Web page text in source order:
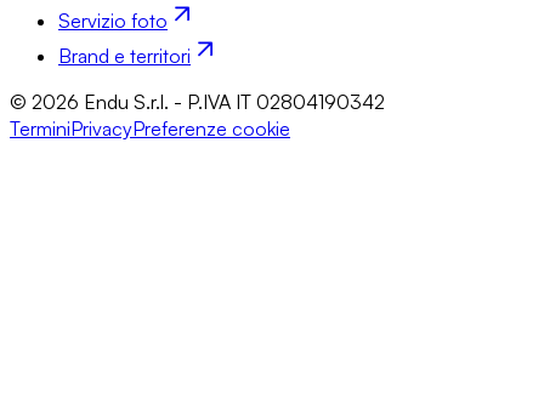
Servizio foto
Brand e territori
© 2026 Endu S.r.l. - P.IVA IT 02804190342
TerminiPrivacyPreferenze cookie